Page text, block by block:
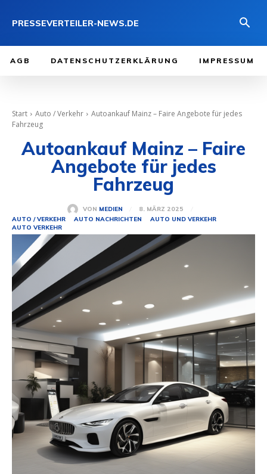
PRESSEVERTEILER-NEWS.DE
AGB DATENSCHUTZERKLÄRUNG IMPRESSUM
Start Auto / Verkehr
Autoankauf Mainz – Faire Angebote für jedes
Fahrzeug
Autoankauf Mainz – Faire
Angebote für jedes
Fahrzeug
VON MEDIEN
8. MÄRZ 2025
AUTO / VERKEHR
AUTO NACHRICHTEN
AUTO UND VERKEHR
AUTO VERKEHR